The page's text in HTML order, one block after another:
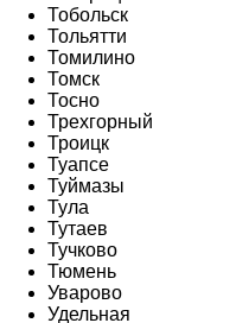
Тобольск
Тольятти
Томилино
Томск
Тосно
Трехгорный
Троицк
Туапсе
Туймазы
Тула
Тутаев
Тучково
Тюмень
Уварово
Удельная